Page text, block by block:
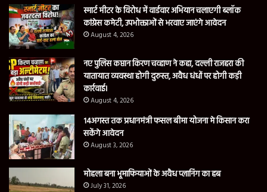
स्मार्ट मीटर के विरोध में वार्डवार अभियान चलाएगी ब्लॉक
कांग्रेस कमेटी, उपभोक्ताओं से भरवाए जाएंगे आवेदन
August 4, 2026
नए पुलिस कप्तान किरण चव्हाण ने कहा, दल्ली राजहरा की
यातायात व्यवस्था होगी दुरुस्त, अवैध धंधों पर होगी कड़ी
कार्रवाई।
August 4, 2026
14अगस्त तक प्रधानमंत्री फसल बीमा योजना मे किसान करा
सकेंगे आवेदन
August 3, 2026
मोहला बना भूमाफियाओं के अवैध प्लानिंग का हब
July 31, 2026